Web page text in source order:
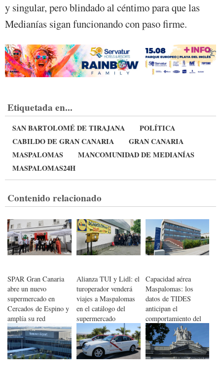
y singular, pero blindado al céntimo para que las
Medianías sigan funcionando con paso firme.
Etiquetada en...
SAN BARTOLOMÉ DE TIRAJANA
POLÍTICA
CABILDO DE GRAN CANARIA
GRAN CANARIA
MASPALOMAS
MANCOMUNIDAD DE MEDIANÍAS
MASPALOMAS24H
Contenido relacionado
SPAR Gran Canaria
abre un nuevo
supermercado en
Cercados de Espino y
amplía su red
comercial en Mogán
Alianza TUI y Lidl: el
turoperador venderá
viajes a Maspalomas
en el catálogo del
supermercado
Capacidad aérea
Maspalomas: los
datos de TIDES
anticipan el
comportamiento del
turismo de invierno